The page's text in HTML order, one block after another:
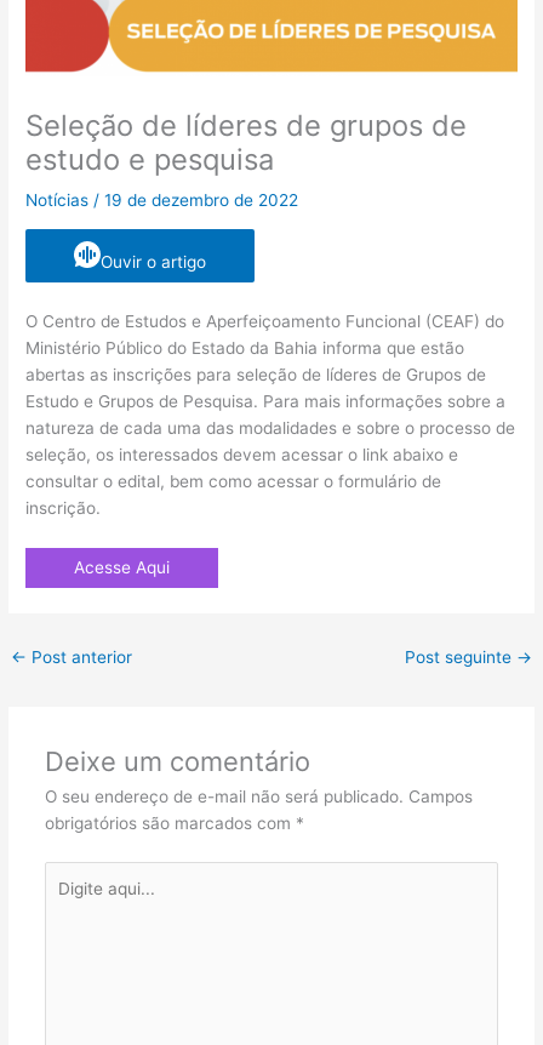
Seleção de líderes de grupos de
estudo e pesquisa
Notícias /19 de dezembro de 2022
Ouvir o artigo
O Centro de Estudos e Aperfeiçoamento Funcional (CEAF) do
Ministério Público do Estado da Bahia informa que estão
abertas as inscrições para seleção de líderes de Grupos de
Estudo e Grupos de Pesquisa. Para mais informações sobre a
natureza de cada uma das modalidades e sobre o processo de
seleção, os interessados devem acessar o link abaixo e
consultar o edital, bem como acessar o formulário de
inscrição.
Acesse Aqui
← Post anterior Post seguinte →
Deixe um comentário
O seu endereço de e-mail não será publicado. Campos
obrigatórios são marcados com *
aqui...